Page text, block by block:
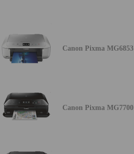
Canon Pixma MG6853
Canon Pixma MG7700